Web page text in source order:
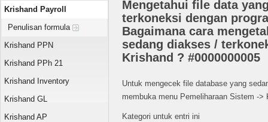
Krishand Payroll
Penulisan formula
Krishand PPN
Krishand PPh 21
Krishand Inventory
Krishand GL
Krishand AP
Mengetahui file data
terkoneksi dengan
Bagaimana cara
sedang diakses /
Krishand ? #0000000005
Untuk mengecek file database yang
membuka menu Pemeliharaan Sistem ->
Kategori untuk entri ini